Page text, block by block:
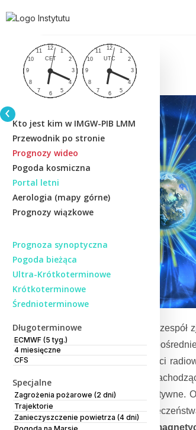
Kto jest kim w IMGW-PIB LMM
Przewodnik po stronie
Prognozy wideo
Pogoda kosmiczna
Portal letni
Aerologia (mapy górne)
Prognozy wiązkowe
Prognoza synoptyczna
Pogoda bieżąca
Ultra-Krótkoterminowe
Krótkoterminowe
Średnioterminowe
Długoterminowe
ECMWF (5 tyg.)
4 miesięczne
CFS
Specjalne
Zagrożenia pożarowe (2 dni)
Trajektorie
Zanieczyszczenie powietrza (4 dni)
Pogoda kosmiczna to zespół
kosmicznym ma
zakłócenia w łączności
aktywności zjawisk
występują także pozytywne.
energetycznego
indeksy:
burze